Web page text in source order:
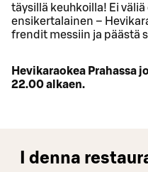
täysillä keuhkoilla! Ei
ensikertalainen –
frendit messiin ja päästä
Hevikaraokea Prahassa
22.00 alkaen.
I denna